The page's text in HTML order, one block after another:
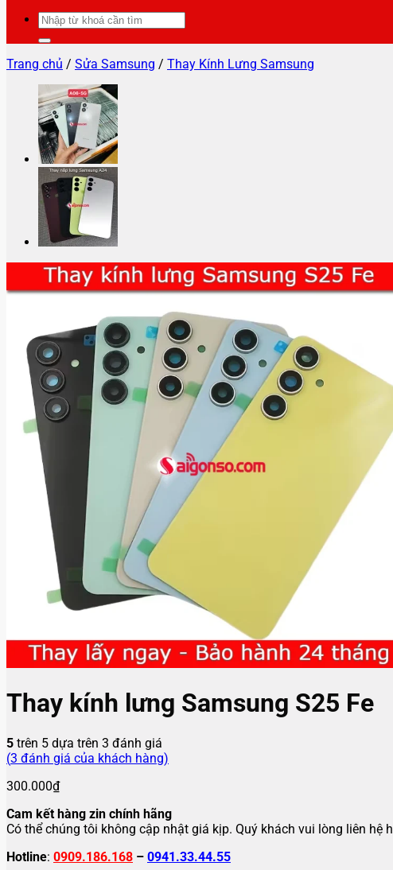
Tìm
kiếm:
Trang chủ / Sửa Samsung / Thay Kính Lưng Samsung
Thay kính lưng Samsung S25 Fe
5 trên 5 dựa trên 3 đánh giá
(3 đánh giá của khách hàng)
300.000₫
Cam kết hàng zin chính hãng
Có thể chúng tôi không cập nhật giá kịp. Quý khách vui lòng liên hệ
Hotline: 0909.186.168 – 0941.33.44.55